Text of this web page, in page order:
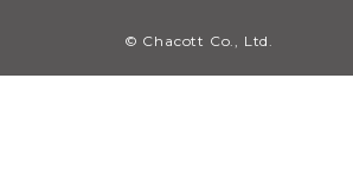
© Chacott Co., Ltd.